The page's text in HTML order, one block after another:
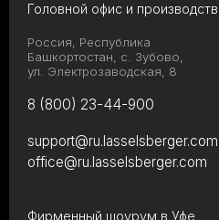
Головной офис и
Россия, Республика
Башкортостан, с. Зубово,
ул. Электрозаводская, 8
8 (800) 23-44-900
Фирменный шоурум в Уфе
support@ru.lasselsberger.com
office@ru.lasselsberger.com